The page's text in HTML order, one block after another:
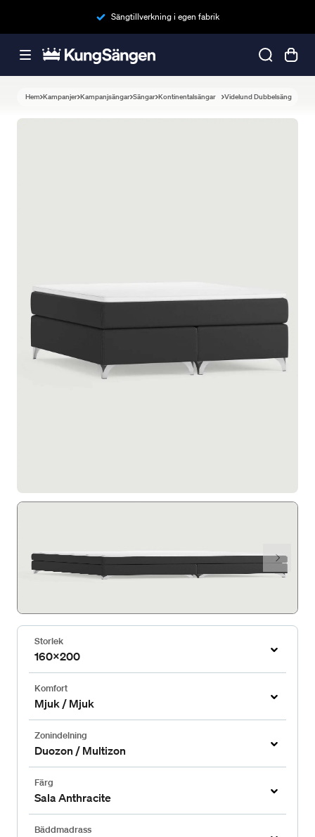
Sängtillverkning i egen fabrik
Hem Kampanjer Kampanjsängar Sängar Kontinentalsängar Videlund Dubbelsäng
Storlek
160x200
Komfort
Mjuk / Mjuk
Zonindelning
Duozon / Multizon
Färg
Sala Anthracite
Bäddmadrass